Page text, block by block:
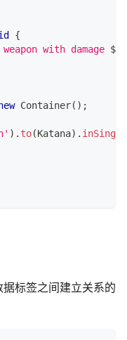
{
with damage ${
Container( ) ;
) . to(Katana) .
标签之间建立关系的